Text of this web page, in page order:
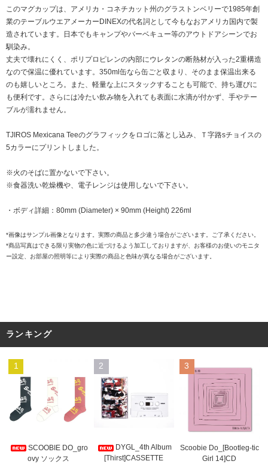
このマグカップは、アメリカ・コネチカット州のグラストンベリーで1985年創
業のテーブルウエアメーカーDINEXの代名詞として今もなおアメリカ国内で製
造されています。日本でもキャンプやバーベキュー等のアウトドアシーンでお
馴染み。
丈夫で壊れにくく、ポリプロピレンの内部にウレタンの断熱材が入った2重構造
なので保温に優れています。350ml缶なら缶ごと収まり、そのまま保温出来る
のも嬉しいところ。また、軽量な上にスタックすることも可能で、持ち運びに
も便利です。さらには冷たい飲み物を入れても表面に水滴が付かず、手やテー
ブルが濡れません。
TJIROS Mexicana Teeのグラフィックをロゴに落とし込み、Ｔ字路sチョイスの
5カラーにプリントしました。
※火のそばに置かないで下さい。
※食器洗い乾燥機や、電子レンジは使用しないで下さい。
・ボディ詳細：80mm (Diameter) × 90mm (Height) 226ml
*画像はサンプル画像となります。実際の商品と多少違う場合がございます。ご了承ください。
*商品写真はできる限り実物の色に近づけるよう加工しておりますが、お客様のお使いのモニタ
ー設定、お部屋の照明等により実際の商品と色味が異なる場合がございます。
ランキング
1
SCOOBIE DO_gro
ovy ソックス
2
DYGL_4th Album
[Thirst]CASSETTE
3
Scoobie Do_[Bootleg-tic
Girl 14]CD